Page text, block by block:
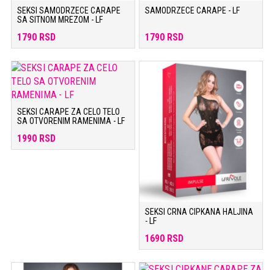
SEKSI SAMODRZECE CARAPE
SA SITNOM MREZOM - LF
1790 RSD
SAMODRZECE CARAPE - LF
1790 RSD
SEKSI CARAPE ZA CELO TELO
SA OTVORENIM RAMENIMA - LF
1990 RSD
SEKSI CRNA CIPKANA HALJINA
- LF
1690 RSD